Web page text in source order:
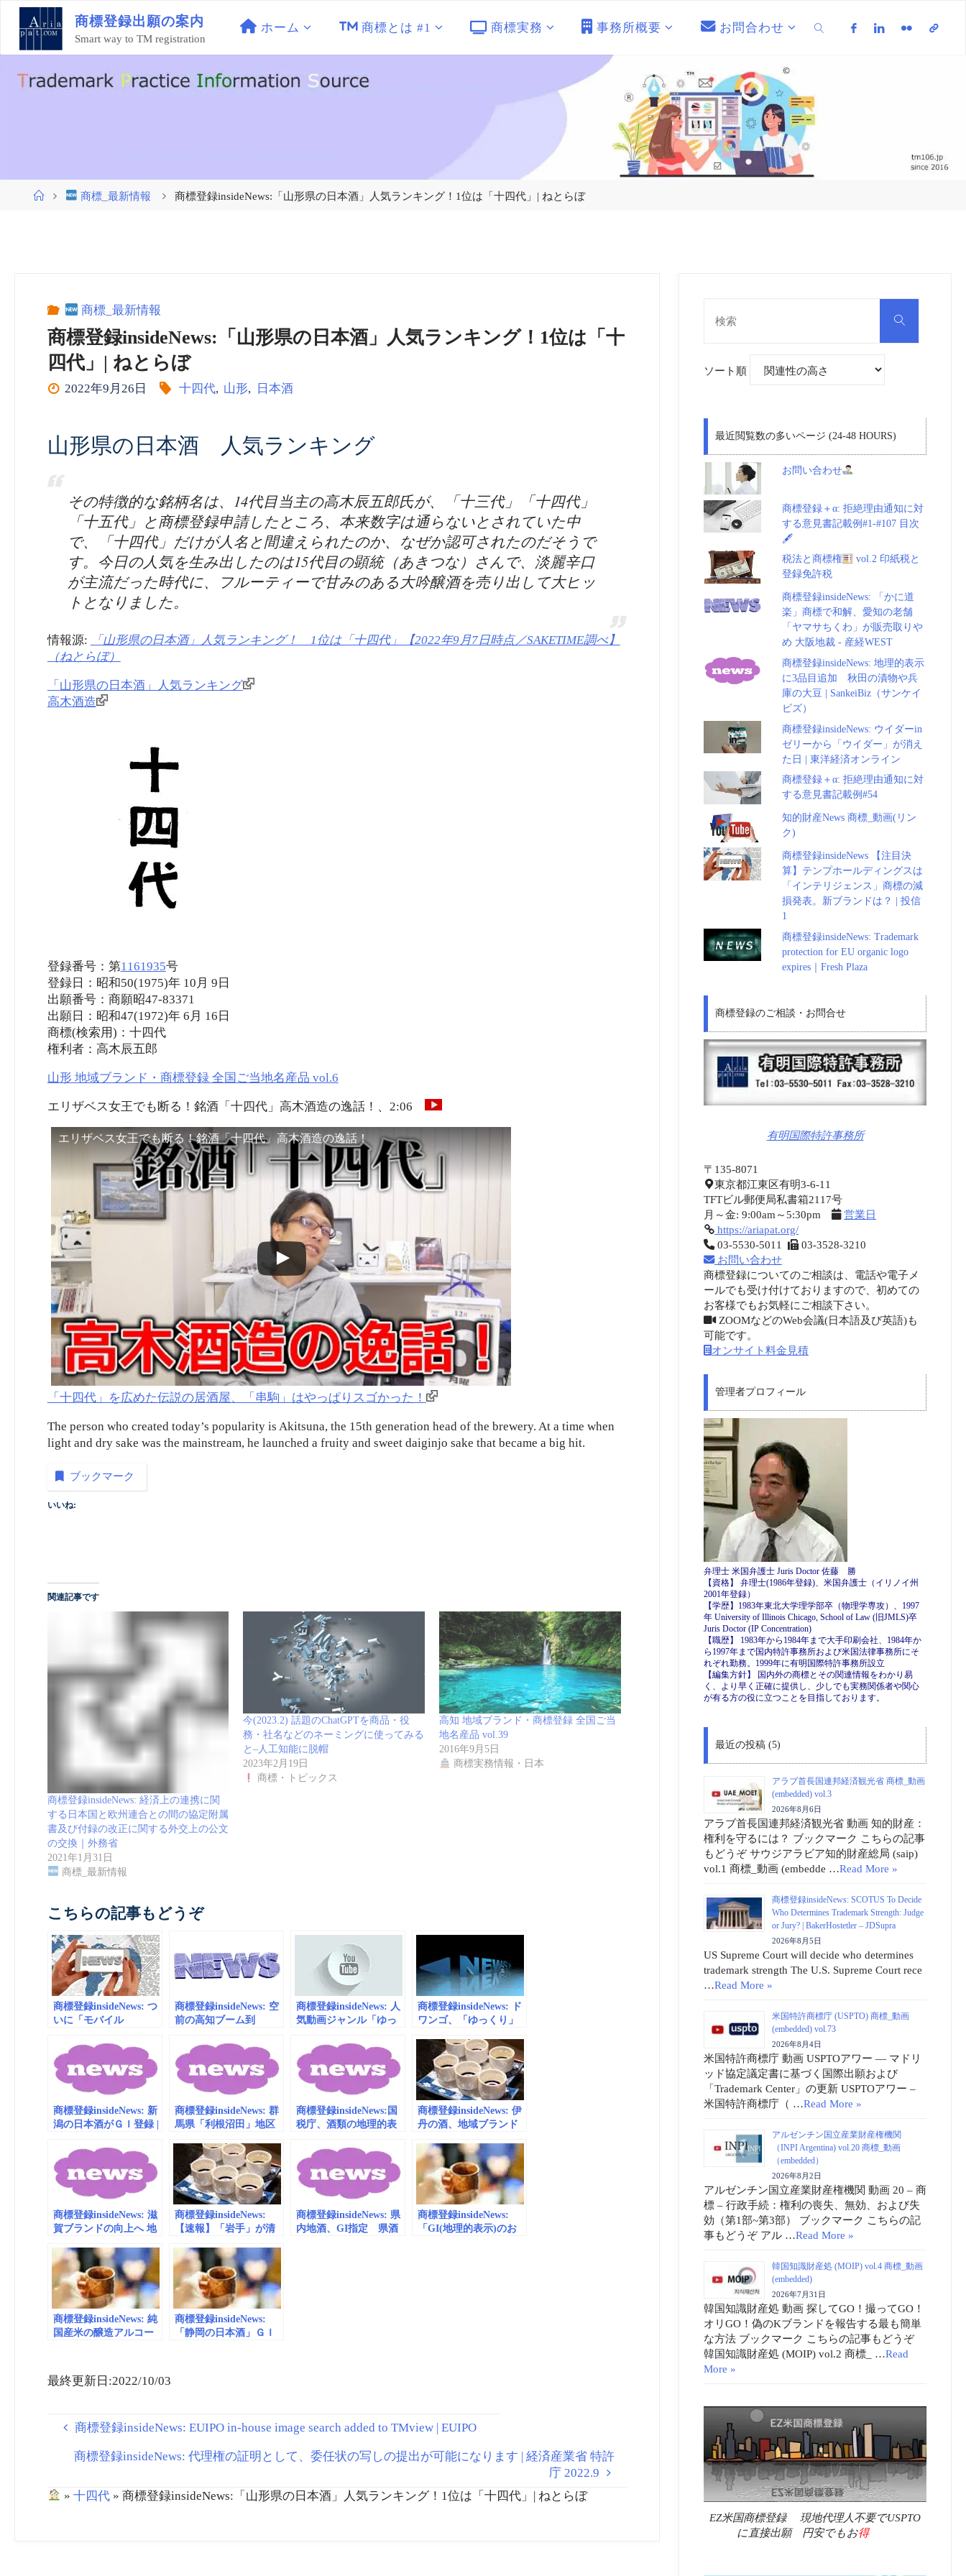
ン
商標登録出願の案内
Smart way to TM registration
ホーム 商標とは #1 商標実務 事務所概要 お問合わせ
ホ
商標_最新情報 商標登録insideNews:「山形県の日本酒」人気ランキング！1位は「十四代」| ねとらぼ
商標_最新情報
商標登録insideNews:「山形県の日本酒」人気ランキング！1位は「十
四代」| ねとらぼ
2022年9月26日 十四代, 山形, 日本酒
山形県の日本酒 人気ランキング
その特徴的な銘柄名は、14代目当主の高木辰五郎氏が、「十三代」「十四代」
「十五代」と商標登録申請したところ、本来数字は通らないとされていた中
で、「十四代」だけが人名と間違えられたのか、なぜか認可されたのだそうで
す。今日の人気を生み出したのは15代目の顕統（あきつな）さんで、淡麗辛口
が主流だった時代に、フルーティーで甘みのある大吟醸酒を売り出して大ヒッ
トとなりました。
情報源:
「山形県の日本酒」人気ランキング！ 1位は「十四代」【2022年9月7日時点／SAKETIME調べ】
（ねとらぼ）
「山形県の日本酒」人気ランキング
高木酒造
登録番号：第1161935号
登録日：昭和50(1975)年 10月 9日
出願番号：商願昭47-83371
出願日：昭和47(1972)年 6月 16日
商標(検索用)：十四代
権利者：高木辰五郎
山形 地域ブランド・商標登録 全国ご当地名産品 vol.6
エリザベス女王でも断る！銘酒「十四代」高木酒造の逸話！、2:06
エリザベス女王でも断る！銘酒「十四代」高木酒造の逸話！
「十四代」を広めた伝説の居酒屋、「串駒」はやっぱりスゴかった！
The person who created today’s popularity is Akitsuna, the 15th generation head of the brewery. At a time when
light and dry sake was the mainstream, he launched a fruity and sweet daiginjo sake that became a big hit.
ブックマーク
いいね:
関連記事です
商標登録insideNews: 経済上の連携に関
する日本国と欧州連合との間の協定附属
書及び付録の改正に関する外交上の公文
の交換｜外務省
2021年1月31日
商標_最新情報
今(2023.2) 話題のChatGPTを商品・役
務・社名などのネーミングに使ってみる
と–人工知能に脱帽
2023年2月19日
商標・トピックス
高知 地域ブランド・商標登録 全国ご当
地名産品 vol.39
2016年9月5日
商標実務情報・日本
こちらの記事もどうぞ
商標登録insideNews: つ
いに「モバイル
標出願されたことが明
らかに （ねとらぼ） –
Yahoo!ニュース
商標登録insideNews: 空
前の高知ブーム到
Twitterで話題の“高知の
財布”、バズりすぎて即
完売（ねとらぼ） –
Yahoo!ニュース
商標登録insideNews: 人
気動画ジャンル「ゆっ
が商標登録し年10万円
のライセンス契約を求
める ZUNさん「法律
に詳しい方に確認しま
Yahoo!ニュース
商標登録insideNews: ド
ワンゴ、「ゆっくり」
「ゆっくり茶番劇」商
標騒動を受け独占防止
のため（ねとらぼ） |
Yahoo!ニュース
商標登録insideNews: 新
潟の日本酒がＧＩ登録 |
商標登録insideNews: 群
馬県「利根沼田」地区
示（GI）」に指定 | 日
本酒専門WEBメディア
「SAKETIMES」
商標登録insideNews:国
税庁、酒類の地理的表
本食糧新聞電子版
商標登録insideNews: 伊
丹の酒、地域ブランド
指定 | 中日新聞Web
商標登録insideNews: 滋
賀ブランドの向上へ 地
に認定／滋賀(BBCびわ
湖放送) | Yahoo!ニュー
ス
商標登録insideNews:
【速報】「岩手」が清
氏の技術支え | 日本食
糧新聞電子版
商標登録insideNews: 県
内地酒、GI指定 県酒
商標登録insideNews:
「GI(地理的表示)のお
商標登録insideNews: 純
国産米の醸造アルコー
る大吟醸酒が誕生 |
SAKETIMES
商標登録insideNews:
「静岡の日本酒」ＧＩ
最終更新日:2022/10/03
商標登録insideNews: EUIPO in-house image search added to TMview | EUIPO
商標登録insideNews: 代理権の証明として、委任状の写しの提出が可能になります | 経済産業省 特許
庁 2022.9
»十四代 »商標登録insideNews:「山形県の日本酒」人気ランキング！1位は「十四代」| ねとらぼ
検
ソート順
最近閲覧数の多いページ (24-48 HOURS)
お問い合わせ
商標登録＋α: 拒絶理由通知に対
する意見書記載例#1-#107 目次
🖋
税法と商標権
vol.2 印紙税と
登録免許税
商標登録insideNews: 「かに道
楽」商標で和解、愛知の老舗
「ヤマサちくわ」が販売取りや
め 大阪地裁 - 産経WEST
商標登録insideNews: 地理的表示
に3品目追加 秋田の漬物や兵
庫の大豆 | SankeiBiz（サンケイ
ビズ）
商標登録insideNews: ウイダーin
ゼリーから「ウイダー」が消え
た日 | 東洋経済オンライン
商標登録＋α: 拒絶理由通知に対
する意見書記載例#54
知的財産News 商標_動画(リン
ク)
商標登録insideNews 【注目決
算】テンプホールディングスは
「インテリジェンス」商標の減
損発表。新ブランドは？ | 投信
1
商標登録insideNews: Trademark
protection for EU organic logo
expires｜Fresh Plaza
商標登録のご相談・お問合せ
有明国際特許事務所
〒135-8071
東京都江東区有明3-6-11
TFTビル郵便局私書箱2117号
月～金: 9:00am～5:30pm
営業日
https://ariapat.org/
03-5530-5011
03-3528-3210
お問い合わせ
商標登録についてのご相談は、電話や電子メ
ールでも受け付けておりますので、初めての
お客様でもお気軽にご相談下さい。
ZOOMなどのWeb会議(日本語及び英語)も
可能です。
オンサイト料金見積
管理者プロフィール
弁理士 米国弁護士 Juris Doctor 佐藤 勝
【資格】 弁理士(1986年登録)、米国弁護士（イリノイ州
2001年登録）
【学歴】1983年東北大学理学部卒（物理学専攻）、1997
年 University of Illinois Chicago, School of Law (旧JMLS)卒
Juris Doctor (IP Concentration)
【職歴】 1983年から1984年まで大手印刷会社、1984年か
ら1997年まで国内特許事務所および米国法律事務所にそ
れぞれ勤務。1999年に有明国際特許事務所設立
【編集方針】 国内外の商標とその関連情報をわかり易
く、より早く正確に提供し、少しでも実務関係者や関心
が有る方の役に立つことを目指しております。
最近の投稿 (5)
アラブ首長国連邦経済観光省 商標_動画
(embedded) vol.3
2026年8月6日
アラブ首長国連邦経済観光省 動画 知的財産：
権利を守るには？ ブックマーク こちらの記事
もどうぞ サウジアラビア知的財産総局 (saip)
vol.1 商標_動画 (embedde …Read More »
商標登録insideNews: SCOTUS To Decide
Who Determines Trademark Strength: Judge
or Jury? | BakerHostetler – JDSupra
2026年8月5日
US Supreme Court will decide who determines
trademark strength The U.S. Supreme Court rece
…Read More »
米国特許商標庁 (USPTO) 商標_動画
(embedded) vol.73
2026年8月4日
米国特許商標庁 動画 USPTOアワー ― マドリ
ッド協定議定書に基づく国際出願および
「Trademark Center」の更新 USPTOアワー –
米国特許商標庁（ …Read More »
アルゼンチン国立産業財産権機関
（INPI Argentina) vol.20 商標_動画
（embedded）
2026年8月2日
アルゼンチン国立産業財産権機関 動画 20 – 商
標 – 行政手続：権利の喪失、無効、および失
効（第1部~第3部） ブックマーク こちらの記
事もどうぞ アル …Read More »
韓国知識財産処 (MOIP) vol.4 商標_動画
(embedded)
2026年7月31日
韓国知識財産処 動画 探してGO！撮ってGO！
オリGO！偽のKブランドを報告する最も簡単
な方法 ブックマーク こちらの記事もどうぞ
韓国知識財産処 (MOIP) vol.2 商標_ …Read
More »
EZ米国商標登録 現地代理人不要でUSPTO
に直接出願 円安でもお得